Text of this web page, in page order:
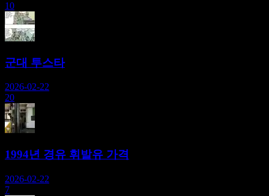
10
군대 투스타
2026-02-22
20
1994년 경유 휘발유 가격
2026-02-22
7